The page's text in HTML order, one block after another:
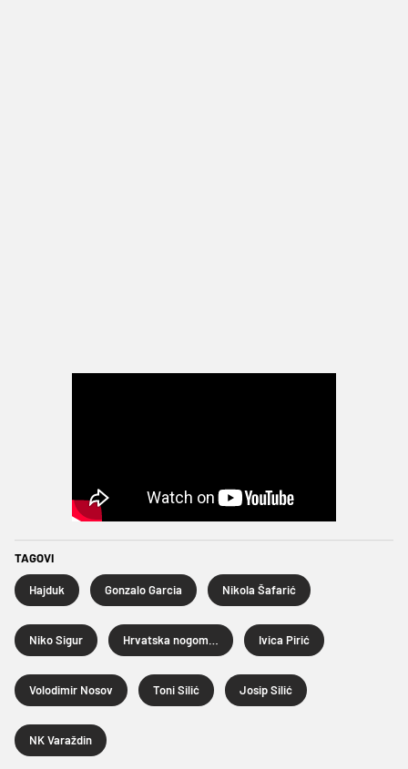
TAGOVI
Hajduk Gonzalo Garcia Nikola Šafarić
Niko Sigur Ivica Pirić
Volodimir Nosov Toni Silić Josip Silić
NK Varaždin